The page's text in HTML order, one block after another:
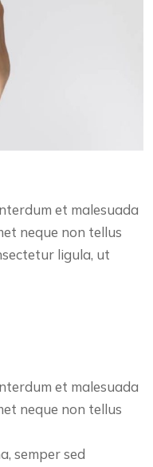
et malesuada
neque non tellus
ligula, ut
et malesuada
neque non tellus
semper sed